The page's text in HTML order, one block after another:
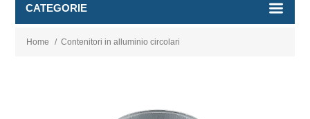
CATEGORIE
Home / Contenitori in alluminio circolari